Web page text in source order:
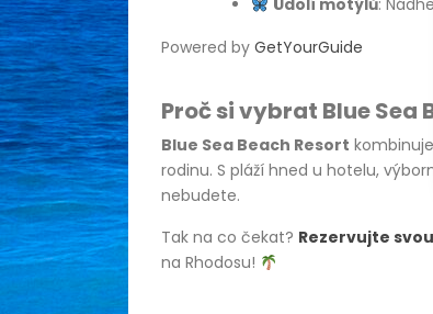
Údolí motýlů:
Powered by GetYourGuide
Proč si vybrat Blue Sea
Blue Sea Beach Resort
rodinu. S pláží hned u hotelu,
nebudete.
Tak na co čekat? Rezervujte
na Rhodosu!